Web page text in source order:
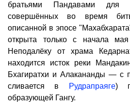
братьями Пандавами для
совершённых во время
описанной в эпосе
открыта только с начала
Неподалёку от храма
находится исток реки
Бхагиратхи и Алакананды — с
сливается в
Рудрапраяге)
образующей Гангу.